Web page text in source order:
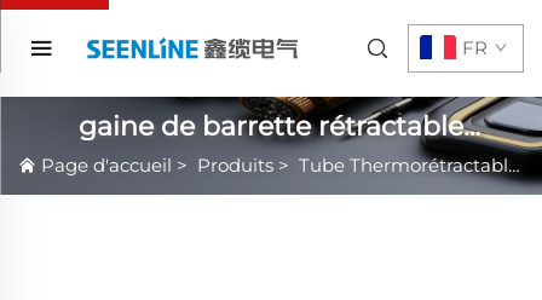
FR
gaine de barrette rétractable
thermiquement 10kv
Page d'accueil > Produits > Tube Thermorétractable